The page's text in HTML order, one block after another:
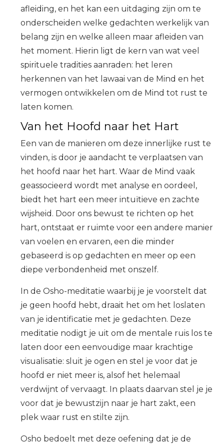
afleiding, en het kan een uitdaging zijn om te
onderscheiden welke gedachten werkelijk van
belang zijn en welke alleen maar afleiden van
het moment. Hierin ligt de kern van wat veel
spirituele tradities aanraden: het leren
herkennen van het lawaai van de Mind en het
vermogen ontwikkelen om de Mind tot rust te
laten komen.
Van het Hoofd naar het Hart
Een van de manieren om deze innerlijke rust te
vinden, is door je aandacht te verplaatsen van
het hoofd naar het hart. Waar de Mind vaak
geassocieerd wordt met analyse en oordeel,
biedt het hart een meer intuïtieve en zachte
wijsheid. Door ons bewust te richten op het
hart, ontstaat er ruimte voor een andere manier
van voelen en ervaren, een die minder
gebaseerd is op gedachten en meer op een
diepe verbondenheid met onszelf.
In de Osho-meditatie waarbij je je voorstelt dat
je geen hoofd hebt, draait het om het loslaten
van je identificatie met je gedachten. Deze
meditatie nodigt je uit om de mentale ruis los te
laten door een eenvoudige maar krachtige
visualisatie: sluit je ogen en stel je voor dat je
hoofd er niet meer is, alsof het helemaal
verdwijnt of vervaagt. In plaats daarvan stel je je
voor dat je bewustzijn naar je hart zakt, een
plek waar rust en stilte zijn.
Osho bedoelt met deze oefening dat je de